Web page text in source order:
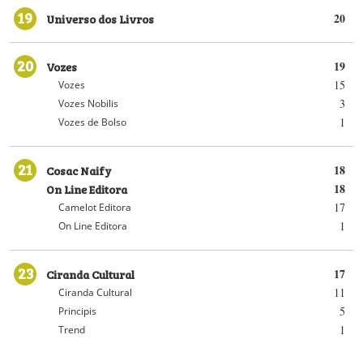
19 20
Universo dos Livros
20 19
Vozes
15
Vozes
3
Vozes Nobilis
1
Vozes de Bolso
21 18
Cosac Naify
18
On Line Editora
17
Camelot Editora
1
On Line Editora
23 17
Ciranda Cultural
11
Ciranda Cultural
5
Principis
1
Trend